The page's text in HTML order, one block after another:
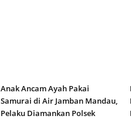
Anak Ancam Ayah Pakai
Samurai di Air Jamban Mandau,
Pelaku Diamankan Polsek